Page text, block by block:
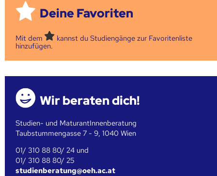
Deine Favoriten
Mit dem
kannst du Studiengänge zur Favoritenliste
hinzufügen.
Wir beraten dich!
Studien- und MaturantInnenberatung
Taubstummengasse 7 - 9, 1040 Wien
01/ 310 88 80/ 24 und
01/ 310 88 80/ 25
studienberatung@oeh.ac.at